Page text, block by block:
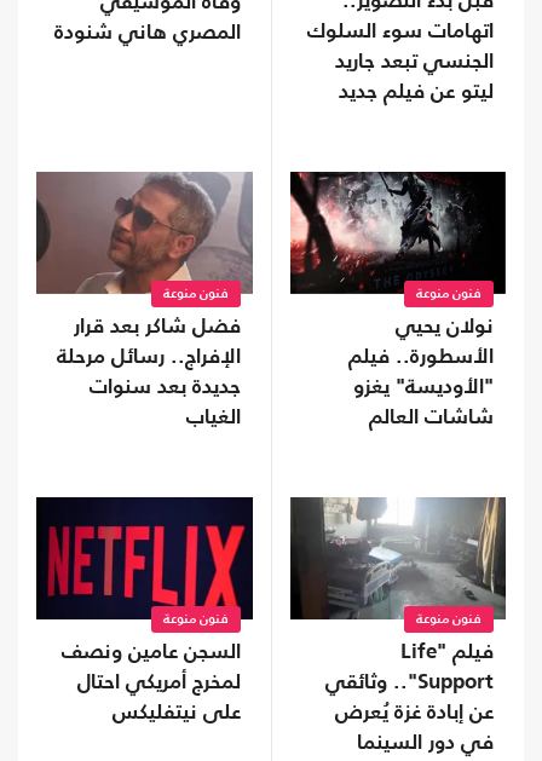
اتهامات سوء السلوك
الجنسي تبعد جاريد
ليتو عن فيلم جديد
المصري هاني شنودة
فنون منوعة
نولان يحيي
الأسطورة.. فيلم
"الأوديسة" يغزو
شاشات العالم
فنون منوعة
فضل شاكر بعد قرار
الإفراج.. رسائل مرحلة
جديدة بعد سنوات
الغياب
فنون منوعة
فيلم "Life
Support".. وثائقي
عن إبادة غزة يُعرض
في دور السينما
فنون منوعة
السجن عامين ونصف
لمخرج أمريكي احتال
على نيتفليكس